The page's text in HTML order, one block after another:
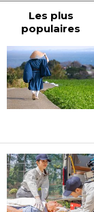
Les plus
populaires